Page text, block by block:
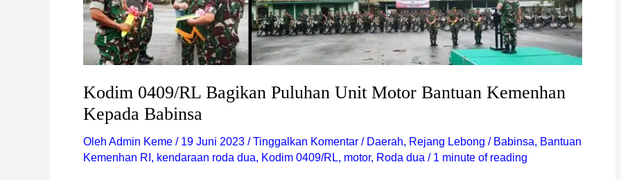
Kodim 0409/RL Bagikan Puluhan Unit Motor Bantuan Kemenhan
Kepada Babinsa
Oleh Admin Keme / 19 Juni 2023 /Tinggalkan Komentar / Daerah, Rejang Lebong / Babinsa, Bantuan
Kemenhan RI , kendaraan roda dua, Kodim 0409/RL, motor, Roda dua / 1 minute of reading